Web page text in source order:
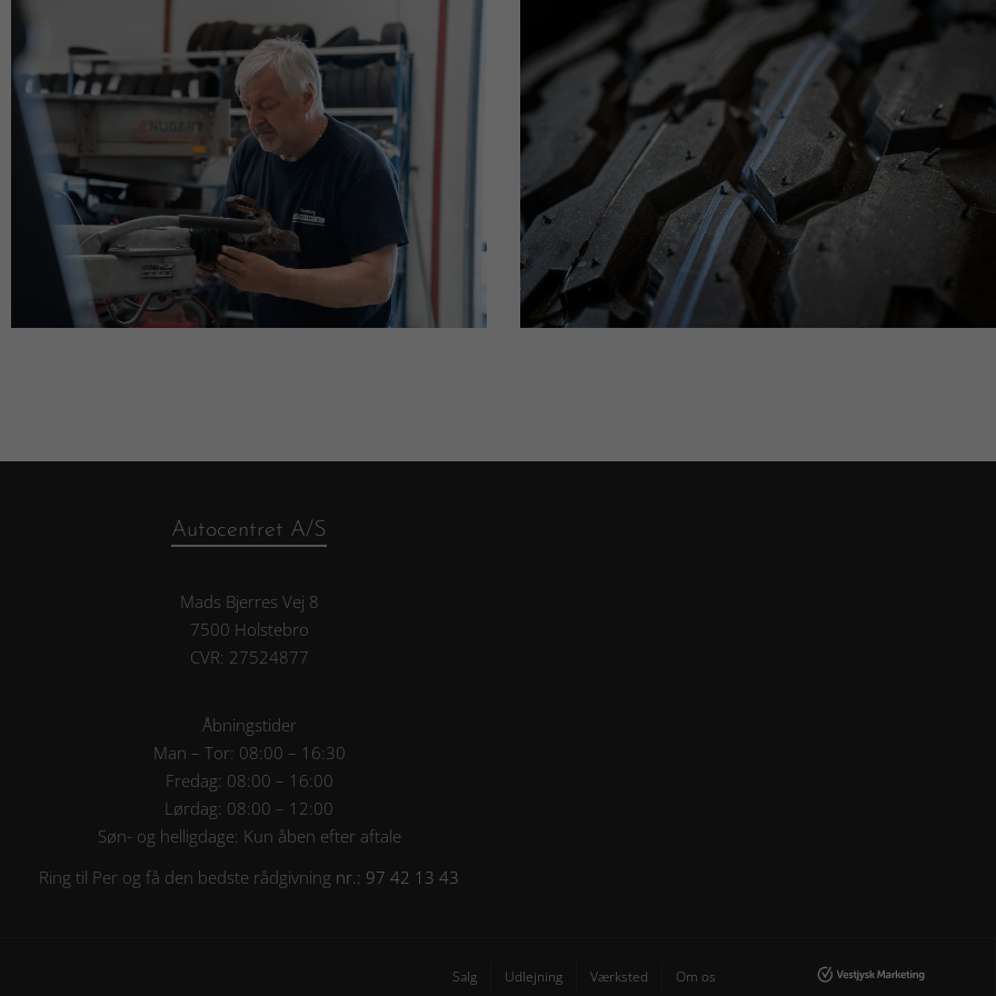
Autocentret A/S
Mads Bjerres Vej 8
7500 Holstebro
CVR: 27524877
Åbningstider
Man – Tor: 08:00 – 16:30
Fredag: 08:00 – 16:00
Lørdag: 08:00 – 12:00
Søn- og helligdage: Kun åben efter aftale
Ring til Per og få den bedste rådgivning nr.: 97 42 13 43
Salg Udlejning Værksted Om os